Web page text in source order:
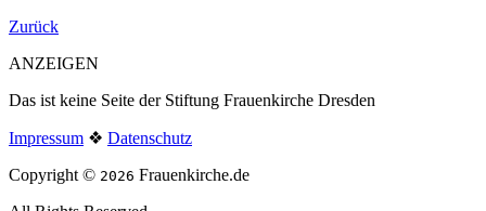
Zurück
ANZEIGEN
Das ist keine Seite der Stiftung Frauenkirche Dresden
Impressum ❖ Datenschutz
Copyright © 2026 Frauenkirche.de